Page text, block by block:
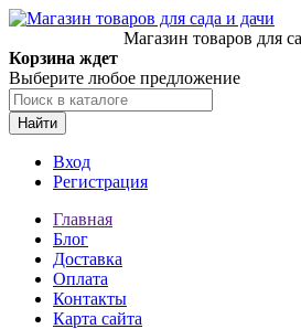
Магазин товаров для
Корзина ждет
Выберите любое предложение
Найти
Вход
Регистрация
Главная
Блог
Доставка
Оплата
Контакты
Карта сайта